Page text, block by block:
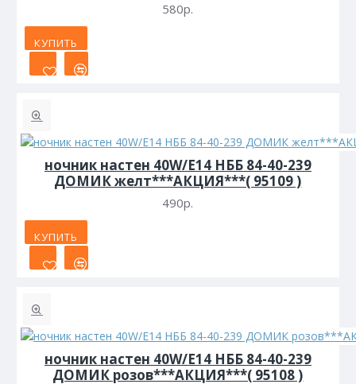
580р.
КУПИТЬ
ночник настен 40W/Е14 НББ 84-40-239
ДОМИК желт***АКЦИЯ***( 95109 )
490р.
КУПИТЬ
ночник настен 40W/Е14 НББ 84-40-239
ДОМИК розов***АКЦИЯ***( 95108 )